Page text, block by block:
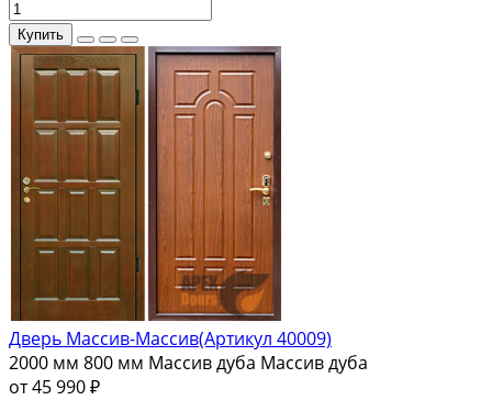
Купить
Дверь Массив-Массив(Артикул 40009)
2000 мм 800 мм Массив дуба Массив дуба
от 45 990 ₽